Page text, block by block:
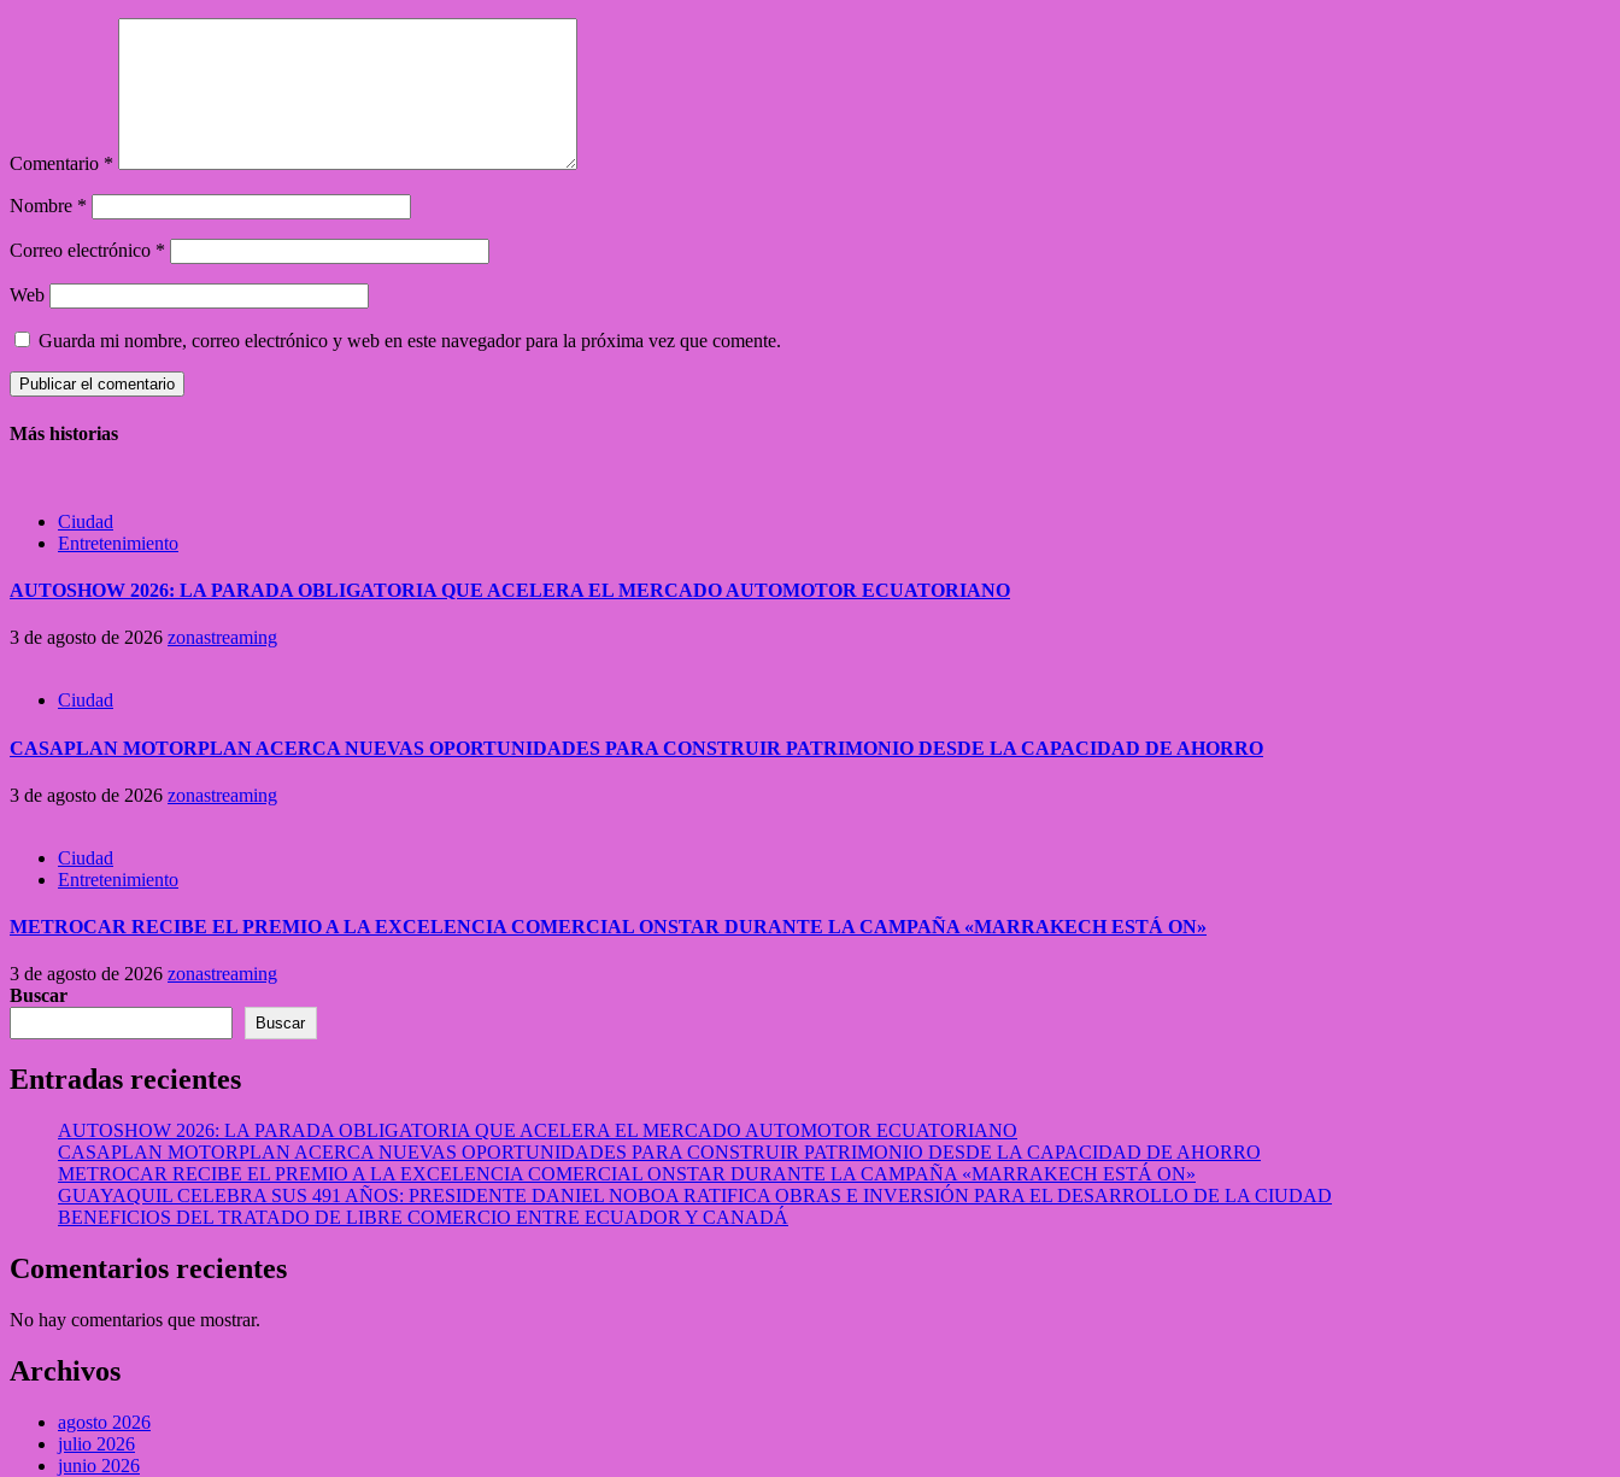
Comentario *
Nombre *
Correo electrónico *
Web
Guarda mi nombre, correo electrónico y web en este navegador para la próxima vez que comente.
Más historias
Ciudad
Entretenimiento
AUTOSHOW 2026: LA PARADA OBLIGATORIA QUE ACELERA EL MERCADO AUTOMOTOR ECUATORIANO
3 de agosto de 2026 zonastreaming
Ciudad
CASAPLAN MOTORPLAN ACERCA NUEVAS OPORTUNIDADES PARA CONSTRUIR PATRIMONIO DESDE LA CAPACIDAD DE AHORRO
3 de agosto de 2026 zonastreaming
Ciudad
Entretenimiento
METROCAR RECIBE EL PREMIO A LA EXCELENCIA COMERCIAL ONSTAR DURANTE LA CAMPAÑA «MARRAKECH ESTÁ ON»
3 de agosto de 2026 zonastreaming
Buscar
Buscar
Entradas recientes
AUTOSHOW 2026: LA PARADA OBLIGATORIA QUE ACELERA EL MERCADO AUTOMOTOR ECUATORIANO
CASAPLAN MOTORPLAN ACERCA NUEVAS OPORTUNIDADES PARA CONSTRUIR PATRIMONIO DESDE LA CAPACIDAD DE AHORRO
METROCAR RECIBE EL PREMIO A LA EXCELENCIA COMERCIAL ONSTAR DURANTE LA CAMPAÑA «MARRAKECH ESTÁ ON»
GUAYAQUIL CELEBRA SUS 491 AÑOS: PRESIDENTE DANIEL NOBOA RATIFICA OBRAS E INVERSIÓN PARA EL DESARROLLO DE LA CIUDAD
BENEFICIOS DEL TRATADO DE LIBRE COMERCIO ENTRE ECUADOR Y CANADÁ
Comentarios recientes
No hay comentarios que mostrar.
Archivos
agosto 2026
julio 2026
junio 2026